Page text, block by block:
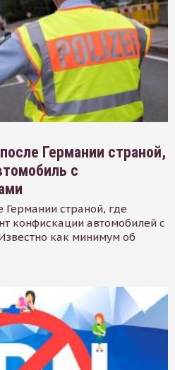
Германии страной,
с
Германии страной, где
конфискации автомобилей с
как минимум об